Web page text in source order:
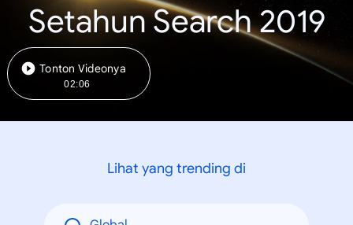
Setahun Search 2019
Tonton Videonya
02:06
Lihat yang trending di